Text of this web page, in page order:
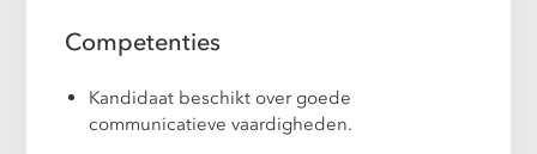
Competenties
Kandidaat beschikt over goede
communicatieve vaardigheden.